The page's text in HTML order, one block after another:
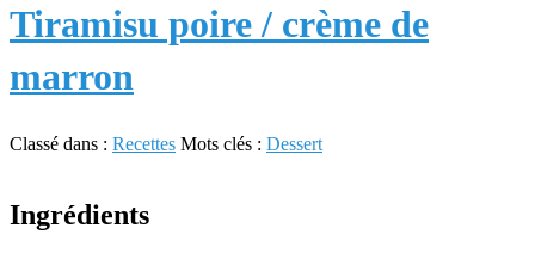
Tiramisu poire / crème de
marron
Classé dans : Recettes Mots clés : Dessert
Ingrédients